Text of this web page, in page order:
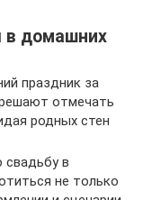
в домашних
праздник за
отмечать
родных стен
в
не только